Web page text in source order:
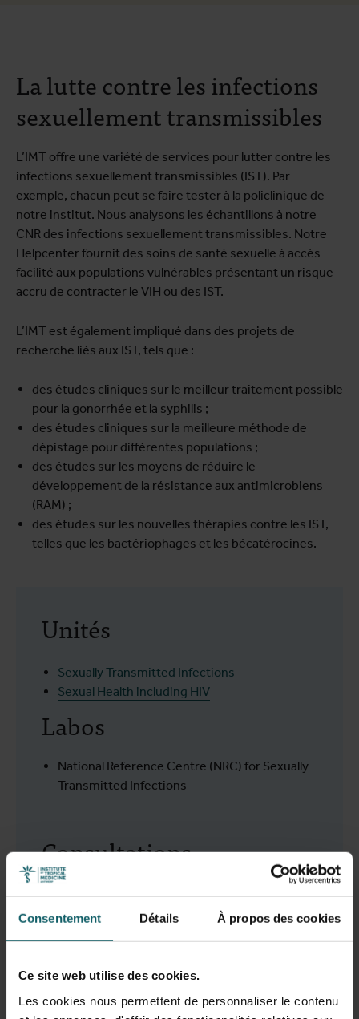
Consentement Détails À propos des cookies
Ce site web utilise des cookies.
Les cookies nous permettent de personnaliser le contenu
La lutte contre les infections
sexuellement transmissibles
L’IMT offre une variété de services pour lutter contre les
infections sexuellement transmissibles (IST). Par
exemple, chacun peut se faire tester à la policlinique de
notre institut. Nous analysons les échantillons à notre
CNR des infections sexuellement transmissibles. Notre
Helpcenter fournit des soins de santé sexuelle à accès
facilité aux populations vulnérables présentant un risque
accru de contracter le VIH ou des IST.
L’IMT est également impliqué dans des projets de
recherche liés aux IST, tels que :
des études cliniques sur le meilleur traitement possible
pour la gonorrhée et la syphilis ;
des études cliniques sur la meilleure méthode de
dépistage pour différentes populations ;
des études sur les moyens de réduire le
développement de la résistance aux antimicrobiens
(RAM) ;
des études sur les nouvelles thérapies contre les IST,
telles que les bactériophages et les bécatérocines.
Unités
Sexually Transmitted Infections
Sexual Health including HIV
Labos
National Reference Centre (NRC) for Sexually
Transmitted Infections
Consultations
dans tout ce qui concerne les IST et le VIH.
Prenez rendez-vous dès maintenant.